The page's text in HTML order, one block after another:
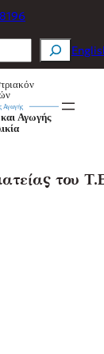
του